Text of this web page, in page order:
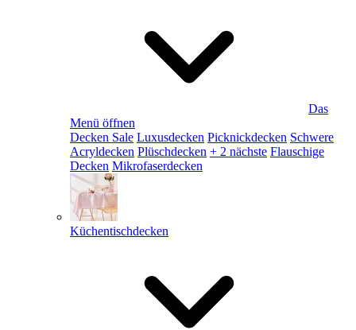
Das
Menü öffnen
Decken Sale Luxusdecken Picknickdecken Schwere
Acryldecken Plüschdecken + 2 nächste Flauschige
Decken Mikrofaserdecken
Küchentischdecken